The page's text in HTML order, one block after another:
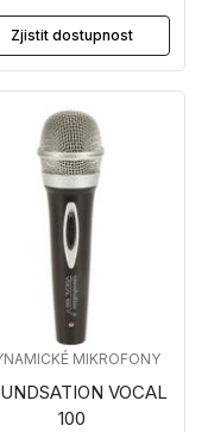
Zjistit dostupnost
VOCAL
100
MIKROFONY